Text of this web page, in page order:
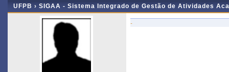
UFPB › SIGAA - Sistema Integrado de Gestão de Atividades
-